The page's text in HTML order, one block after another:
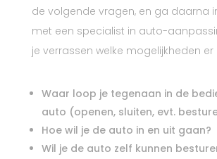
de volgende vragen, en ga daarna
met een specialist in auto-
je verrassen welke mogelijkheden er
Waar loop je tegenaan in de
auto (openen, sluiten, evt.
Hoe wil je de auto in en uit gaan?
Wil je de auto zelf kunnen